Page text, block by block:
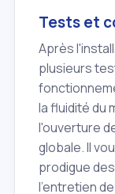
Tests et
Après
plusieurs
la fluidité du
l'ouverture
globale. Il
prodigue
l'entretien